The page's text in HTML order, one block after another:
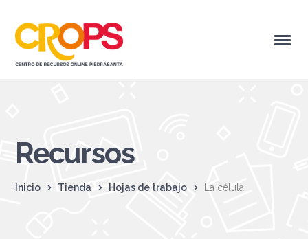
Recursos
Inicio Tienda Hojas de trabajo La célula